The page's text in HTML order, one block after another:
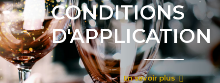
CONDITIONS
D'APPLICATION
En savoir plus